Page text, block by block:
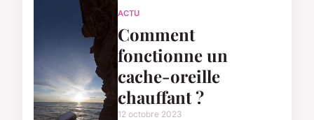
ACTU
Comment
fonctionne un
cache-oreille
chauffant ?
12 octobre 2023